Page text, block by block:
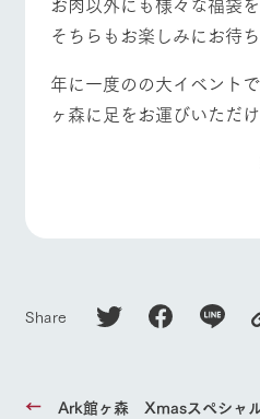
そちらもお楽しみにお待ち
年に一度のの大イベント
ヶ森に足をお運びいただけ
Share
Ark館ヶ森 Xmasスペシャル